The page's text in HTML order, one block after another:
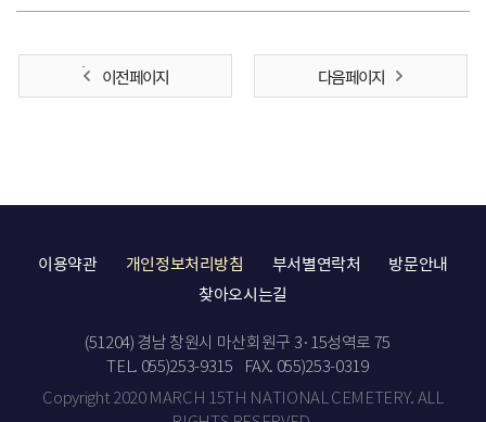
이전 페이지 다음 페이지
이용약관 개인정보처리방침 부서별연락처
방문안내
찾아오시는길
(51204) 경남 창원시 마산회원구 3·15성역로 75
TEL. 055)253-9315
FAX. 055)253-0319
Copyright 2020 MARCH 15TH NATIONAL CEMETERY. ALL